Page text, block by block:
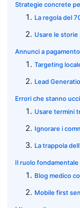
Strategie concrete
La regola del
Usare le
Annunci a
Targeting
Lead
Errori che stanno
Usare termini
Ignorare i
La trappola
Il ruolo
Blog medico
Mobile first